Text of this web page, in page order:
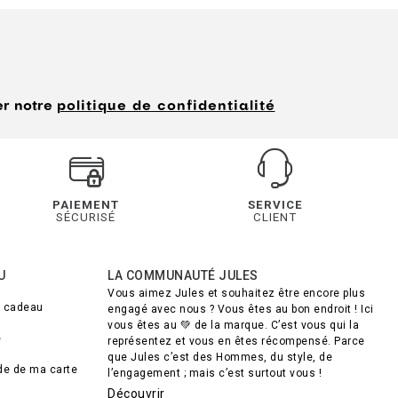
notre politique de confidentialité
PAIEMENT
SÉCURISÉ
SERVICE
CLIENT
de ma carte
LA COMMUNAUTÉ JULES
Vous aimez Jules et souhaitez être encore plus
engagé avec nous ? Vous êtes au bon endroit ! Ici
vous êtes au 💚 de la marque. C’est vous qui la
représentez et vous en êtes récompensé. Parce
que Jules c’est des Hommes, du style, de
l’engagement ; mais c’est surtout vous !
Découvrir